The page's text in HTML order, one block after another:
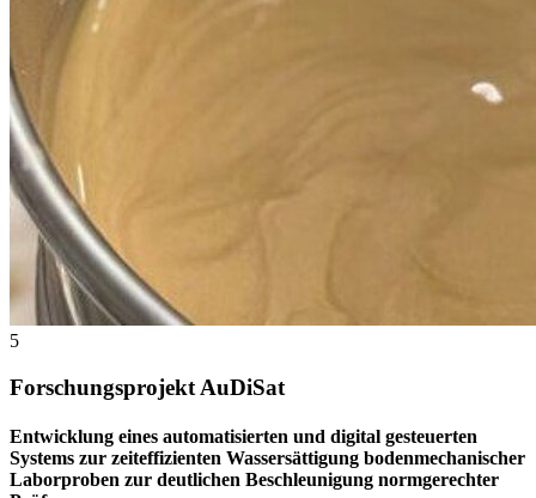
5
Forschungsprojekt AuDiSat
Entwicklung eines automatisierten und digital gesteuerten
Systems zur zeiteffizienten Wassersättigung bodenmechanischer
Laborproben zur deutlichen Beschleunigung normgerechter